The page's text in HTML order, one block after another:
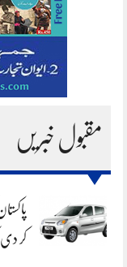
مقبول خبریں
کر دی